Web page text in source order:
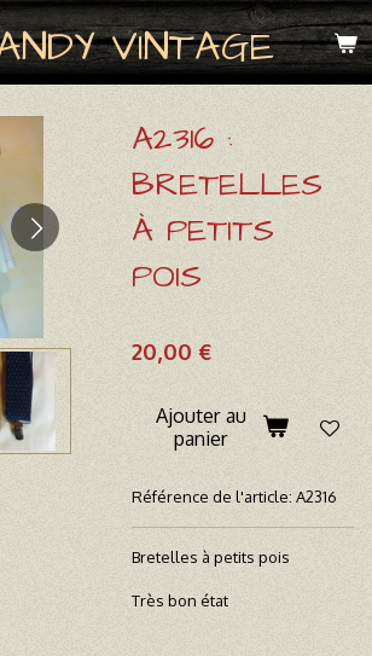
VINTAGE
A2316 :
BRETELLES
À PETITS
POIS
20,00 €
Ajouter au
panier
Référence de l'article: A2316
Bretelles à petits pois
Très bon état